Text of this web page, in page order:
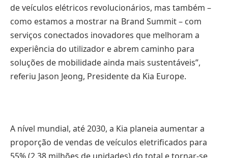
de veículos elétricos revolucionários, mas também –
como estamos a mostrar na Brand Summit – com
serviços conectados inovadores que melhoram a
experiência do utilizador e abrem caminho para
soluções de mobilidade ainda mais sustentáveis”,
referiu Jason Jeong, Presidente da Kia Europe.
A nível mundial, até 2030, a Kia planeia aumentar a
proporção de vendas de veículos eletrificados para